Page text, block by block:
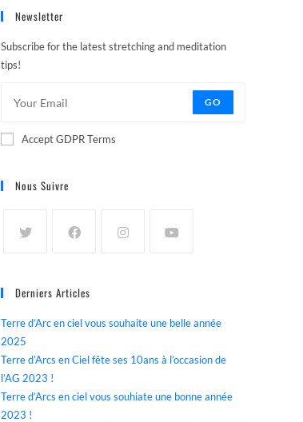
Newsletter
Subscribe for the latest stretching and meditation
tips!
GO
Accept GDPR Terms
Nous Suivre
Derniers Articles
Terre d’Arc en ciel vous souhaite une belle année
2025
Terre d’Arcs en Ciel fête ses 10ans à l’occasion de
l’AG 2023 !
Terre d’Arcs en ciel vous souhiate une bonne année
2023 !